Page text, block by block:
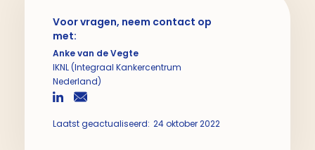
Voor vragen, neem contact op
met:
Anke van de Vegte
IKNL (Integraal Kankercentrum
Nederland)
Laatst geactualiseerd: 24 oktober 2022